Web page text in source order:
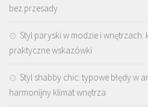
bez przesady
Styl paryski w modzie i
praktyczne wskazówki
Styl shabby chic: typowe błędy w
harmonijny klimat wnętrza